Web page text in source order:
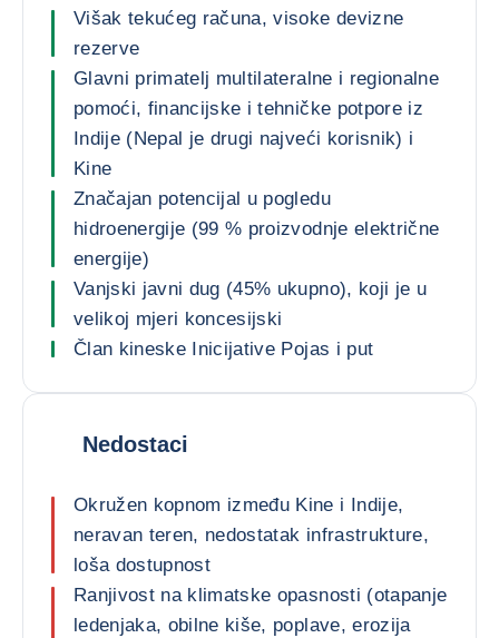
Višak tekućeg računa, visoke devizne
rezerve
Glavni primatelj multilateralne i regionalne
pomoći, financijske i tehničke potpore iz
Indije (Nepal je drugi najveći korisnik) i
Kine
Značajan potencijal u pogledu
hidroenergije (99 % proizvodnje električne
energije)
Vanjski javni dug (45% ukupno), koji je u
velikoj mjeri koncesijski
Član kineske Inicijative Pojas i put
Nedostaci
Okružen kopnom između Kine i Indije,
neravan teren, nedostatak infrastrukture,
loša dostupnost
Ranjivost na klimatske opasnosti (otapanje
ledenjaka, obilne kiše, poplave, erozija